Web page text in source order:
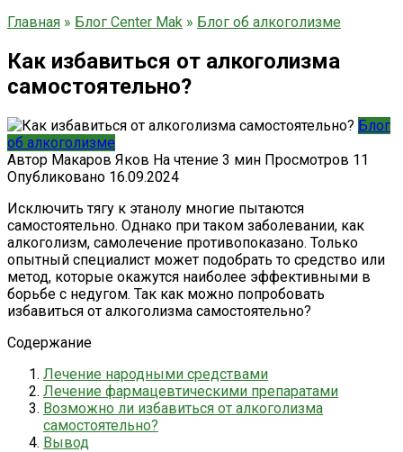
Главная » Блог Center Mak » Блог об алкоголизме
Как избавиться от алкоголизма
самостоятельно?
Блог
об алкоголизме
Автор Макаров Яков На чтение 3 мин Просмотров 11
Опубликовано 16.09.2024
Исключить тягу к этанолу многие пытаются
самостоятельно. Однако при таком заболевании, как
алкоголизм, самолечение противопоказано. Только
опытный специалист может подобрать то средство или
метод, которые окажутся наиболее эффективными в
борьбе с недугом. Так как можно попробовать
избавиться от алкоголизма самостоятельно?
Содержание
Лечение народными средствами
Лечение фармацевтическими препаратами
Возможно ли избавиться от алкоголизма
самостоятельно?
Вывод